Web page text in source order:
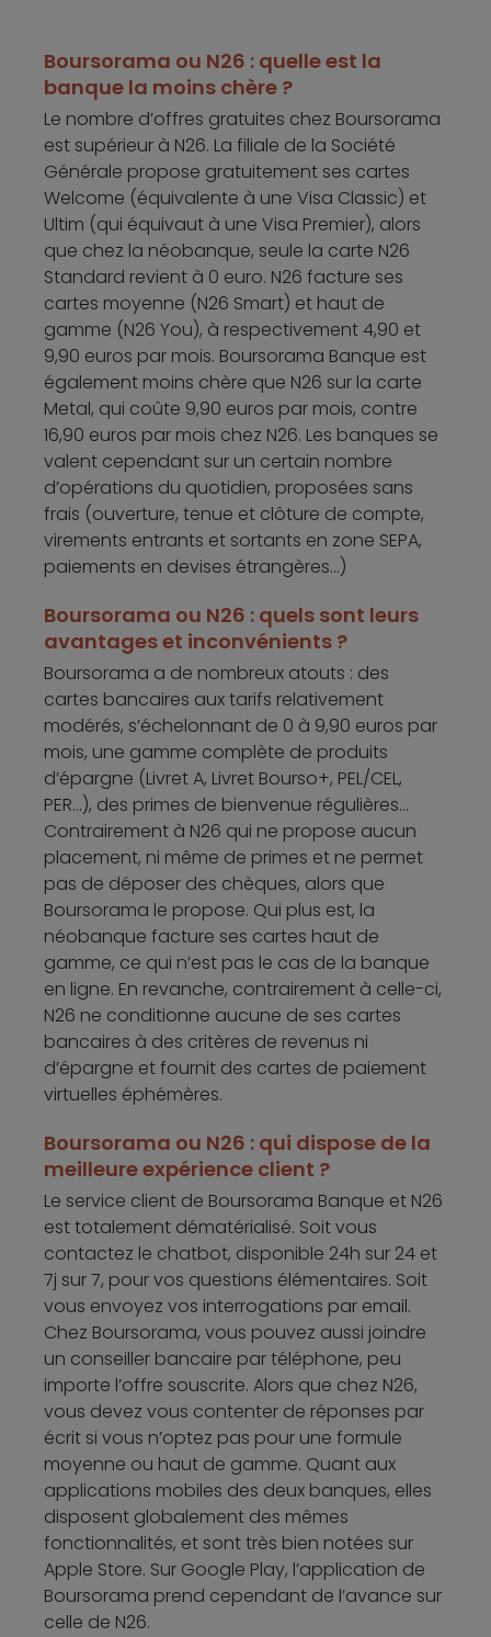
Boursorama ou N26 : quelle est la
banque la moins chère ?
Le nombre d’offres gratuites chez Boursorama
est supérieur à N26. La filiale de la Société
Générale propose gratuitement ses cartes
Welcome (équivalente à une Visa Classic) et
Ultim (qui équivaut à une Visa Premier), alors
que chez la néobanque, seule la carte N26
Standard revient à 0 euro. N26 facture ses
cartes moyenne (N26 Smart) et haut de
gamme (N26 You), à respectivement 4,90 et
9,90 euros par mois. Boursorama Banque est
également moins chère que N26 sur la carte
Metal, qui coûte 9,90 euros par mois, contre
16,90 euros par mois chez N26. Les banques se
valent cependant sur un certain nombre
d’opérations du quotidien, proposées sans
frais (ouverture, tenue et clôture de compte,
virements entrants et sortants en zone SEPA,
paiements en devises étrangères...)
Boursorama ou N26 : quels sont leurs
avantages et inconvénients ?
Boursorama a de nombreux atouts : des
cartes bancaires aux tarifs relativement
modérés, s’échelonnant de 0 à 9,90 euros par
mois, une gamme complète de produits
d’épargne (Livret A, Livret Bourso+, PEL/CEL,
PER...), des primes de bienvenue régulières...
Contrairement à N26 qui ne propose aucun
placement, ni même de primes et ne permet
pas de déposer des chèques, alors que
Boursorama le propose. Qui plus est, la
néobanque facture ses cartes haut de
gamme, ce qui n’est pas le cas de la banque
en ligne. En revanche, contrairement à celle-ci,
N26 ne conditionne aucune de ses cartes
bancaires à des critères de revenus ni
d’épargne et fournit des cartes de paiement
virtuelles éphémères.
Boursorama ou N26 : qui dispose de la
meilleure expérience client ?
Le service client de Boursorama Banque et N26
est totalement dématérialisé. Soit vous
contactez le chatbot, disponible 24h sur 24 et
7j sur 7, pour vos questions élémentaires. Soit
vous envoyez vos interrogations par email.
Chez Boursorama, vous pouvez aussi joindre
un conseiller bancaire par téléphone, peu
importe l’offre souscrite. Alors que chez N26,
vous devez vous contenter de réponses par
écrit si vous n’optez pas pour une formule
moyenne ou haut de gamme. Quant aux
applications mobiles des deux banques, elles
disposent globalement des mêmes
fonctionnalités, et sont très bien notées sur
Apple Store. Sur Google Play, l’application de
Boursorama prend cependant de l’avance sur
celle de N26.